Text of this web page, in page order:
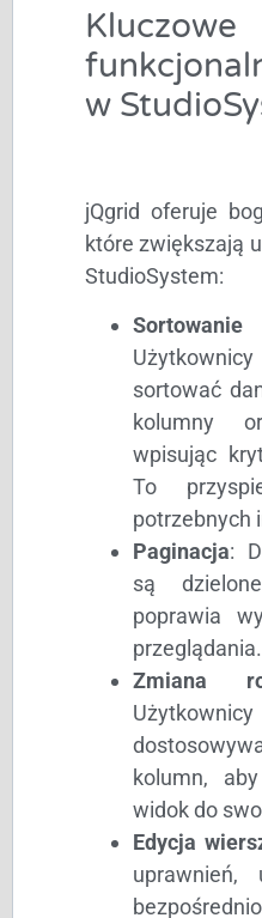
Kluczowe
w
jQgrid oferuje
które zwiększają
StudioSystem:
sortować
kolumny
wpisując
To
potrzebnych
Paginacja:
są
poprawia
przeglądania.
Zmiana
kolumn,
widok do
Edycja
uprawnień,